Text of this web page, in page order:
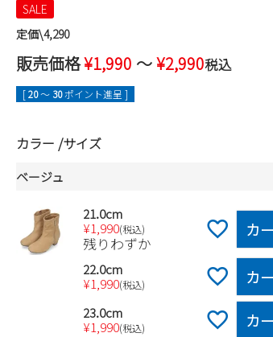
SALE
定価\4,290
販売価格¥1,990 〜¥2,990税込
[20〜 30ポイント進呈 ]
カラー サイズ
ベージュ
21.0cm
¥1,990 税込
残りわずか
カ
22.0cm
¥1,990 税込 カ
23.0cm
¥1,990 税込 カ